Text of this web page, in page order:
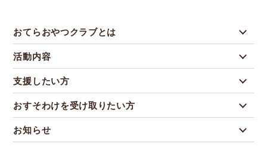
おてらおやつクラブとは
活動内容
支援したい方
おすそわけを受け取りたい方
お知らせ